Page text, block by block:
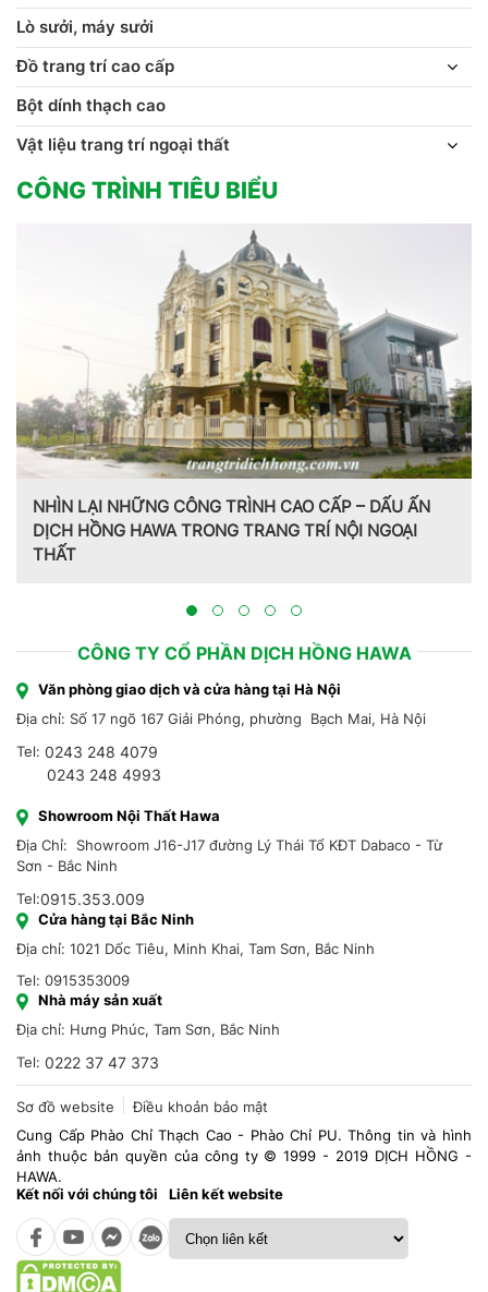
Lò sưởi, máy sưởi
Đồ trang trí cao cấp
Bột dính thạch cao
Vật liệu trang trí ngoại thất
CÔNG TRÌNH TIÊU BIỂU
NHÌN LẠI NHỮNG CÔNG TRÌNH CAO CẤP – DẤU ẤN
DỊCH HỒNG HAWA TRONG TRANG TRÍ NỘI NGOẠI
THẤT
CÔNG TY CỔ PHẦN DỊCH HỒNG HAWA
Văn phòng giao dịch và cửa hàng tại Hà Nội
Địa chỉ: Số 17 ngõ 167 Giải Phóng, phường Bạch Mai, Hà Nội
Tel: 0243 248 4079
0243 248 4993
Showroom Nội Thất Hawa
Địa Chỉ: Showroom J16-J17 đường Lý Thái Tổ KĐT Dabaco - Từ
Sơn - Bắc Ninh
Tel:0915.353.009
Cửa hàng tại Bắc Ninh
Địa chỉ: 1021 Dốc Tiêu, Minh Khai, Tam Sơn, Bắc Ninh
Tel: 0915353009
Nhà máy sản xuất
Địa chỉ: Hưng Phúc, Tam Sơn, Bắc Ninh
Tel: 0222 37 47 373
Sơ đồ website
Điều khoản bảo mật
Cung Cấp Phào Chỉ Thạch Cao - Phào Chỉ PU. Thông tin và hình
ảnh thuộc bản quyền của công ty © 1999 - 2019 DỊCH HỒNG -
HAWA.
Kết nối với chúng tôi
Liên kết website